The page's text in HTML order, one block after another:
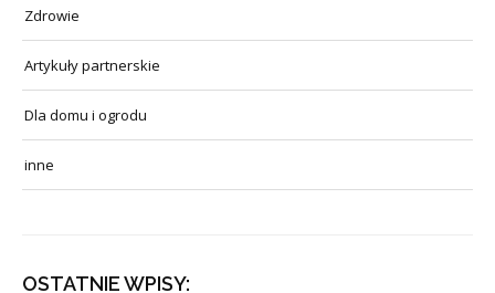
Zdrowie
Artykuły partnerskie
Dla domu i ogrodu
inne
OSTATNIE WPISY: